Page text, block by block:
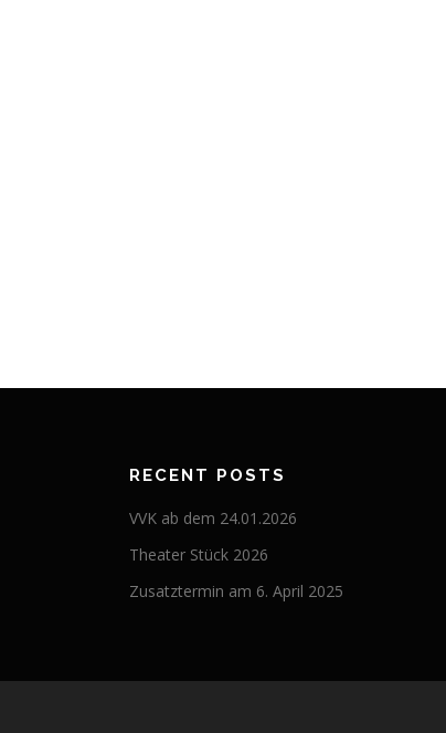
RECENT POSTS
VVK ab dem 24.01.2026
Theater Stück 2026
Zusatztermin am 6. April 2025